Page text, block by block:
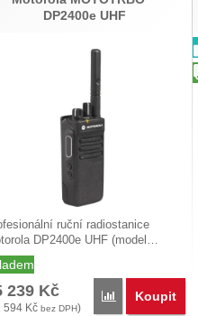
DP2400e UHF
ruční radiostanice
DP2400e UHF (model…
239 Kč
594 Kč bez DPH)
Porovnat
Koupit